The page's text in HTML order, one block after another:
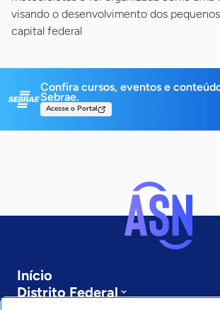
visando o desenvolvimento dos
capital federal
Confira cursos, eventos e
Sebrae.
Acesse o Portal
Início
Distrito Federal